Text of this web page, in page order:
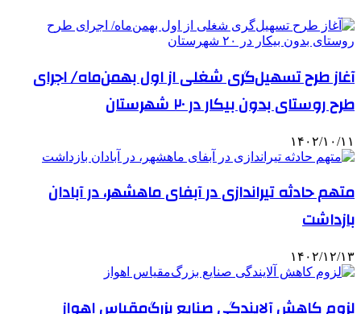
آغاز طرح تسهیل‌گری شغلی از اول بهمن‌ماه/ اجرای
طرح روستای بدون بیکار در ۲۰ شهرستان
۱۴۰۲/۱۰/۱۱
متهم حادثه تیراندازی در آبفای ماهشهر، در آبادان
بازداشت
۱۴۰۲/۱۲/۱۳
لزوم کاهش آلایندگی صنایع بزرگ‌مقیاس اهواز